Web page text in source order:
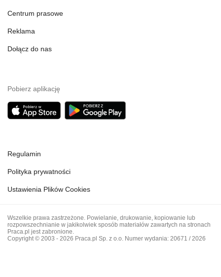
Centrum prasowe
Reklama
Dołącz do nas
Pobierz aplikację
Regulamin
Polityka prywatności
Ustawienia Plików Cookies
Wszelkie prawa zastrzeżone. Powielanie, drukowanie, kopiowanie lub
rozpowszechnianie w jakikolwiek sposób materiałów zawartych na stronach
Praca.pl jest zabronione.
Copyright © 2003 - 2026 Praca.pl Sp. z o.o. Numer wydania: 20671 / 2026